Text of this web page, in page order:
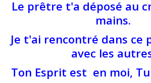
Le prêtre t'a déposé au
mains.
Je t'ai rencontré dans ce
avec les
Ton Esprit est en moi,